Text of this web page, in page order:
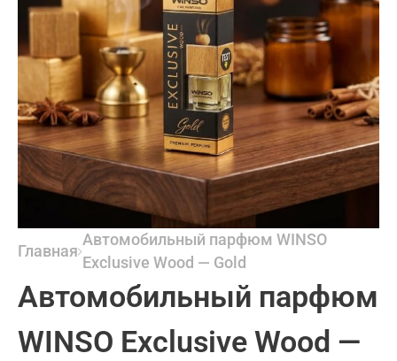
Главная
Автомобильный парфюм WINSO
Exclusive Wood — Gold
Автомобильный парфюм
WINSO Exclusive Wood —